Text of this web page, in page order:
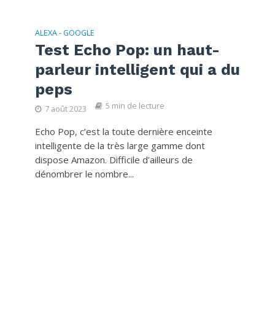
ALEXA - GOOGLE
Test Echo Pop: un haut-
parleur intelligent qui a du
peps
7 août 2023 5 min de lecture
Echo Pop, c’est la toute dernière enceinte
intelligente de la très large gamme dont
dispose Amazon. Difficile d’ailleurs de
dénombrer le nombre...